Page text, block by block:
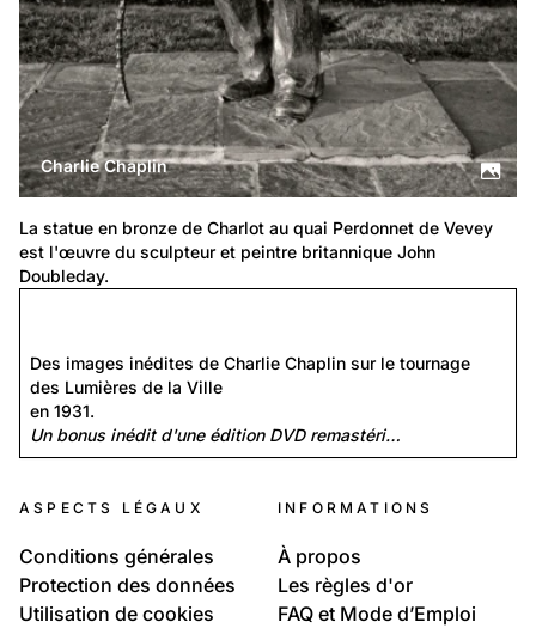
Charlie Chaplin
La statue en bronze de Charlot au quai Perdonnet de Vevey
est l'œuvre du sculpteur et peintre britannique John
Doubleday.
Des images inédites de Charlie Chaplin sur le tournage
des Lumières de la Ville
en 1931.
Un bonus inédit d'une édition DVD remastéri…
ASPECTS LÉGAUX
Conditions générales
Protection des données
Utilisation de cookies
INFORMATIONS
À propos
Les règles d'or
FAQ et Mode d’Emploi